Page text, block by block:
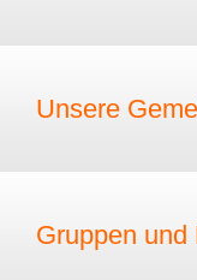
Unsere
Gruppen und